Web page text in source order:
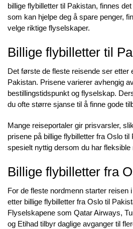
billige flybilletter til Pakistan, finnes
som kan hjelpe deg å spare penger,
velge riktige flyselskaper.
Billige flybilletter til
Det første de fleste reisende ser etter
Pakistan. Prisene varierer avhengig
bestillingstidspunkt og flyselskap.
du ofte større sjanse til å finne gode
Mange reiseportaler gir prisvarsler,
prisene på billige flybilletter fra Oslo
spesielt nyttig dersom du har fleksible
Billige flybilletter fra
For de fleste nordmenn starter reisen
etter billige flybilletter fra Oslo til
Flyselskapene som Qatar Airways,
og Etihad tilbyr daglige avganger til